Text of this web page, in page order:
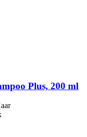
Plus, 200 ml